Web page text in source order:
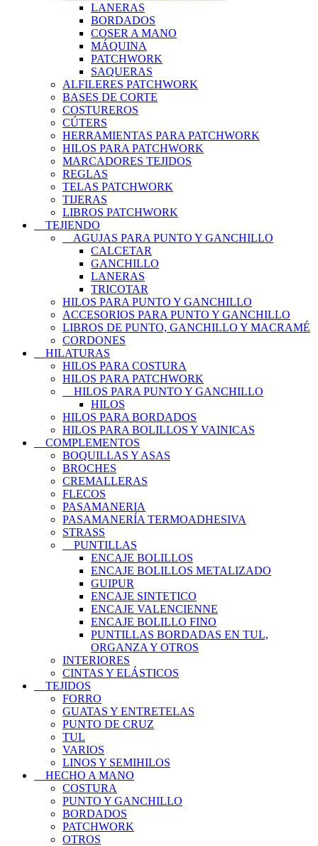
LANERAS
BORDADOS
COSER A MANO
MÁQUINA
PATCHWORK
SAQUERAS
ALFILERES PATCHWORK
BASES DE CORTE
COSTUREROS
CÚTERS
HERRAMIENTAS PARA PATCHWORK
HILOS PARA PATCHWORK
MARCADORES TEJIDOS
REGLAS
TELAS PATCHWORK
TIJERAS
LIBROS PATCHWORK
TEJIENDO
AGUJAS PARA PUNTO Y GANCHILLO
CALCETAR
GANCHILLO
LANERAS
TRICOTAR
HILOS PARA PUNTO Y GANCHILLO
ACCESORIOS PARA PUNTO Y GANCHILLO
LIBROS DE PUNTO, GANCHILLO Y MACRAMÉ
CORDONES
HILATURAS
HILOS PARA COSTURA
HILOS PARA PATCHWORK
HILOS PARA PUNTO Y GANCHILLO
HILOS
HILOS PARA BORDADOS
HILOS PARA BOLILLOS Y VAINICAS
COMPLEMENTOS
BOQUILLAS Y ASAS
BROCHES
CREMALLERAS
FLECOS
PASAMANERIA
PASAMANERÍA TERMOADHESIVA
STRASS
PUNTILLAS
ENCAJE BOLILLOS
ENCAJE BOLILLOS METALIZADO
GUIPUR
ENCAJE SINTETICO
ENCAJE VALENCIENNE
ENCAJE BOLILLO FINO
PUNTILLAS BORDADAS EN TUL,
ORGANZA Y OTROS
INTERIORES
CINTAS Y ELÁSTICOS
TEJIDOS
FORRO
GUATAS Y ENTRETELAS
PUNTO DE CRUZ
TUL
VARIOS
LINOS Y SEMIHILOS
HECHO A MANO
COSTURA
PUNTO Y GANCHILLO
BORDADOS
PATCHWORK
OTROS